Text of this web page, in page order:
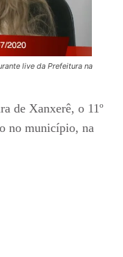
live da Prefeitura na
de Xanxerê, o 11º
no município, na